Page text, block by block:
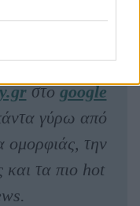
στοgoogle
γύρω από
ομορφιάς, την
και τα πιο hot